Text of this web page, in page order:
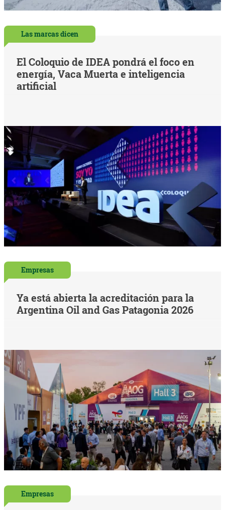
Las marcas dicen
El Coloquio de IDEA pondrá el foco en
energía, Vaca Muerta e inteligencia
artificial
Empresas
Ya está abierta la acreditación para la
Argentina Oil and Gas Patagonia 2026
Empresas